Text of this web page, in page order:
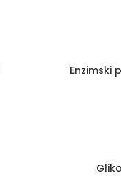
Enzimski